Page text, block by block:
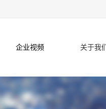
企业视频 关于我们
联系方式